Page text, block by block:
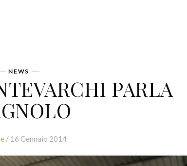
NEWS
PARLA
/ 16 Gennaio 2014